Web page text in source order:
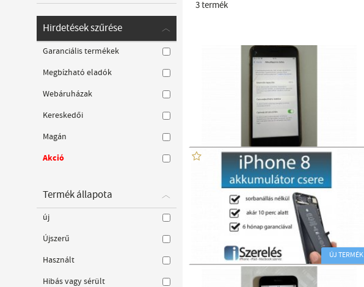
3termék
ÚJ TERMÉK
Hirdetések szűrése
Garanciális termékek
Megbízható eladók
Webáruházak
Kereskedői
Magán
Akció
Termék állapota
új
Újszerű
Használt
Hibás vagy sérült